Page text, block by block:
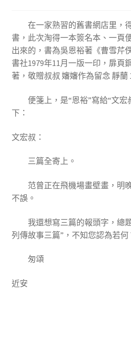
在一家熟習的舊書網店里，
書，此次淘得一本簽名本、一頁
出來的，書為吳恩裕著《曹雪芹
書社1979年11月一版一印，扉頁
著，敬贈叔叔 嬸嬸作為留念 靜蘭
便箋上，是“恩裕”寫給“文
下：
文宏叔：
三篇全寄上。
范曾正在飛機場畫壁畫，明
不誤。
我還想寫三篇的報頭字，總
列傳故事三篇”，不知您認為若何
匆頌
近安